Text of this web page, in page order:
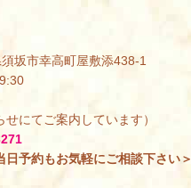
坂市幸高町屋敷添438-1
にてご案内しています）
日予約もお気軽にご相談下さい＞